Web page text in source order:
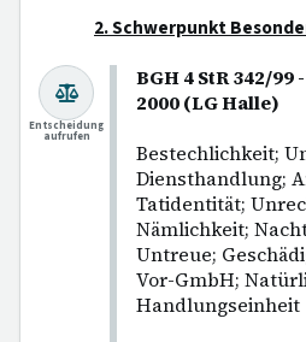
2. Schwerpunkt
BGH 4 StR 342/99
2000 (LG Halle)
Bestechlichkeit;
Diensthandlung;
Tatidentität;
Nämlichkeit;
Untreue;
Vor-GmbH;
Handlungseinheit
Entscheidung
aufrufen